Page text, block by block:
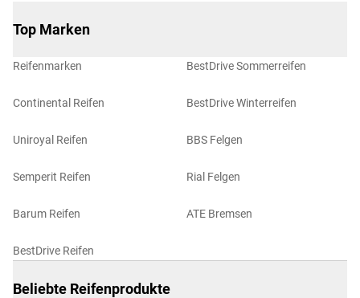
Top Marken
Reifenmarken
Continental Reifen
Uniroyal Reifen
Semperit Reifen
Barum Reifen
BestDrive Reifen
BestDrive Sommerreifen
BestDrive Winterreifen
BBS Felgen
Rial Felgen
ATE Bremsen
Beliebte Reifenprodukte